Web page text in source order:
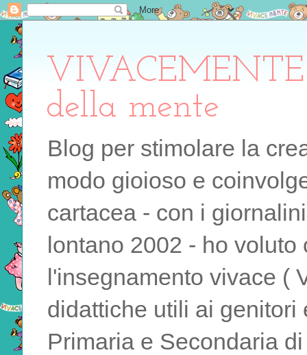
della mente
Blog per stimolare la
modo gioioso e
cartacea - con i
lontano 2002 - ho
l'insegnamento vivace (
didattiche utili ai
Primaria e Secondaria